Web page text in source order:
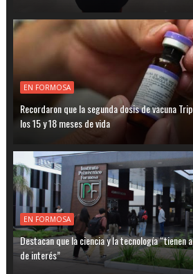
EN FORMOSA
Recordaron que la segunda dosis de vacuna
los 15 y 18 meses de vida
EN FORMOSA
Destacan que la ciencia y la tecnología “tienen
de interés”